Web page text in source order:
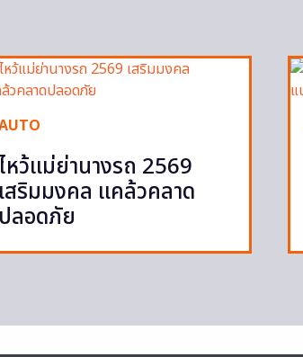
หว้แม่ย่านางรถ 2569
เสริมมงคล แคล้วคลาด
ปลอดภัย